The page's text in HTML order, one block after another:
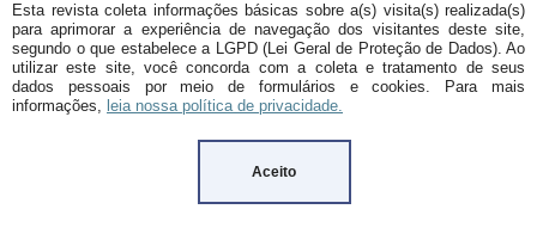
Esta revista coleta informações básicas sobre a(s) visita(s) realizada(s)
para aprimorar a experiência de navegação dos visitantes deste site,
segundo o que estabelece a LGPD (Lei Geral de Proteção de Dados). Ao
utilizar este site, você concorda com a coleta e tratamento de seus
dados pessoais por meio de formulários e cookies. Para mais
informações, leia nossa política de privacidade.
Aceito